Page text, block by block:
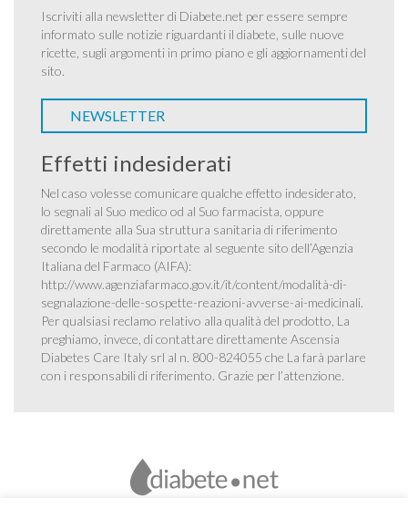
Iscriviti alla newsletter di Diabete.net per essere sempre
informato sulle notizie riguardanti il diabete, sulle nuove
ricette, sugli argomenti in primo piano e gli aggiornamenti del
sito.
NEWSLETTER
Effetti indesiderati
Nel caso volesse comunicare qualche effetto indesiderato,
lo segnali al Suo medico od al Suo farmacista, oppure
direttamente alla Sua struttura sanitaria di riferimento
secondo le modalità riportate al seguente sito dell’Agenzia
Italiana del Farmaco (AIFA):
http://www.agenziafarmaco.gov.it/it/content/modalità-di-
segnalazione-delle-sospette-reazioni-avverse-ai-medicinali.
Per qualsiasi reclamo relativo alla qualità del prodotto, La
preghiamo, invece, di contattare direttamente Ascensia
Diabetes Care Italy srl al n. 800-824055 che La farà parlare
con i responsabili di riferimento. Grazie per l’attenzione.